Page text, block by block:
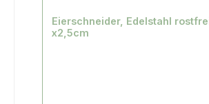
Eierschneider, Edelstahl
x2,5cm